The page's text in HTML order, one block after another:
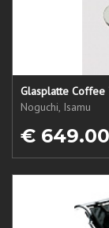
Glasplatte Coffee
Noguchi, Isamu
€ 649.00